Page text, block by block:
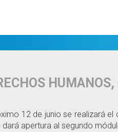
HUMANOS,
12 de junio se realizará
apertura al segundo